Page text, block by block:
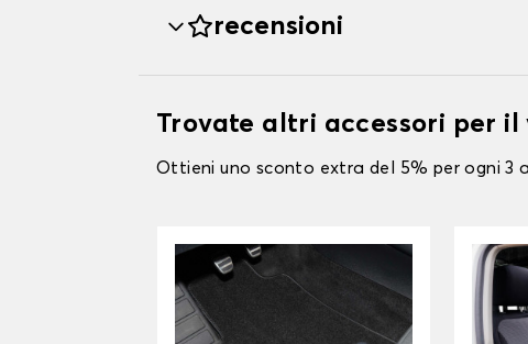
recensioni
Trovate altri accessori per il
Ottieni uno sconto extra del 5% per ogni 3